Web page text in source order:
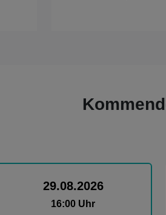
29.08.2026
16:00 Uhr